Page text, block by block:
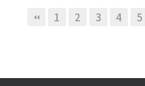
1 2 3 4 5